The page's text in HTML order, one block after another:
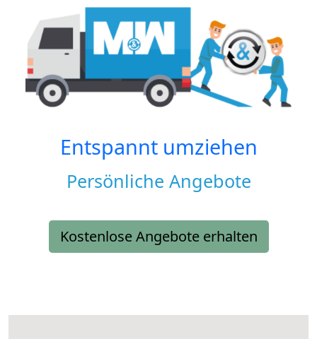
Entspannt umziehen
Persönliche Angebote
Kostenlose Angebote erhalten